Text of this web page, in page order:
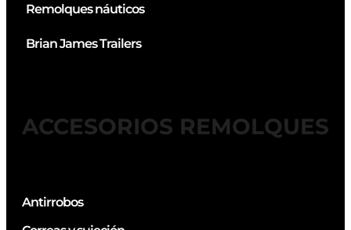
Remolques náuticos
Brian James Trailers
ACCESORIOS REMOLQUES
Antirrobos